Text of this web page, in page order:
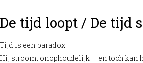
De tijd loopt / De tijd
Tijd is een paradox.
Hij stroomt onophoudelijk — en toch kan